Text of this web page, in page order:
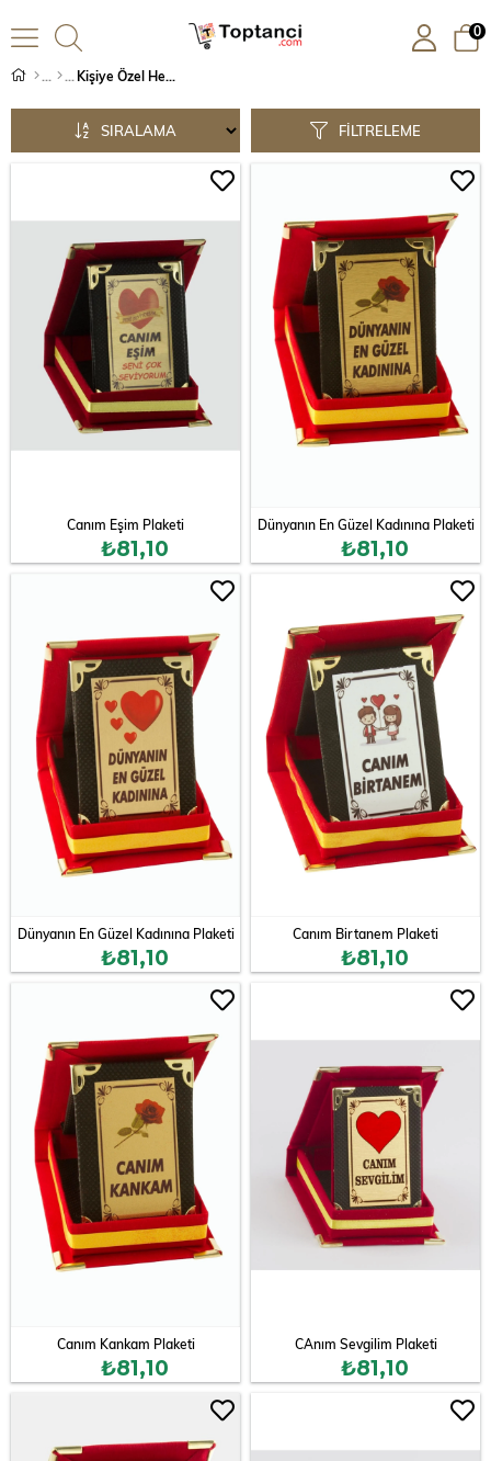
0
Kişiye Özel Hediye
FILTRELEME
SIRALAMA
Canım Eşim Plaketi
₺81,10
Dünyanın En Güzel Kadınına Plaketi
₺81,10
Dünyanın En Güzel Kadınına Plaketi
₺81,10
Canım Birtanem Plaketi
₺81,10
Canım Kankam Plaketi
₺81,10
CAnım Sevgilim Plaketi
₺81,10